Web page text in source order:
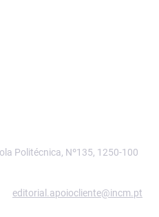
Politécnica, Nº135, 1250-100
editorial.apoiocliente@incm.pt